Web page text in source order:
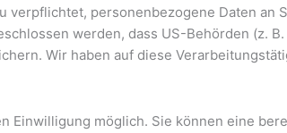
personenbezogene Daten
werden, dass US-Behörden (z.
Wir haben auf diese
Einwilligung möglich. Sie können eine